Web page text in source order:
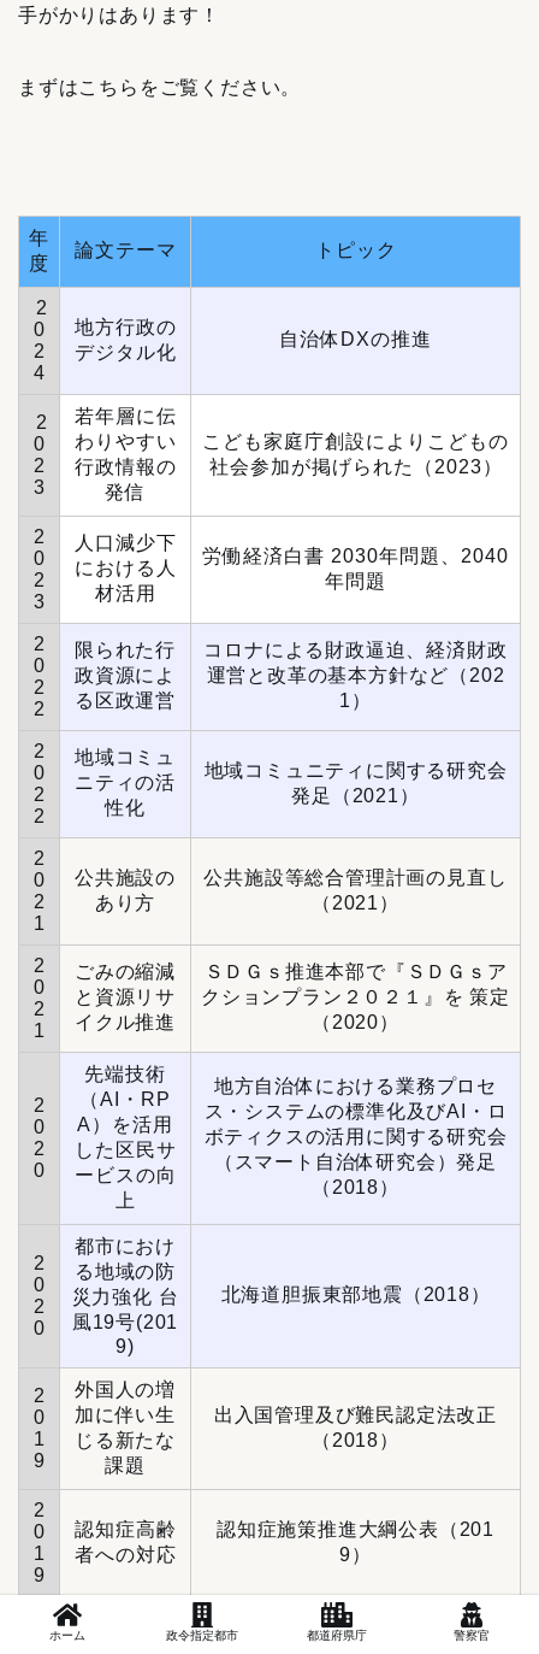
手がかりはあります！
まずはこちらをご覧ください。
年
度
論文テーマ トピック
2
0
2
4
地方行政の
デジタル化
自治体DXの推進
2
0
2
3
若年層に伝
わりやすい
行政情報の
発信
こども家庭庁創設によりこどもの
社会参加が掲げられた（2023）
2
0
2
3
人口減少下
における人
材活用
労働経済白書 2030年問題、2040
年問題
2
0
2
2
限られた行
政資源によ
る区政運営
コロナによる財政逼迫、経済財政
運営と改革の基本方針など（202
1）
2
0
2
2
地域コミュ
ニティの活
性化
地域コミュニティに関する研究会
発足（2021）
2
0
2
1
公共施設の
あり方
公共施設等総合管理計画の見直し
（2021）
2
0
2
1
ごみの縮減
と資源リサ
イクル推進
ＳＤＧｓ推進本部で『ＳＤＧｓア
クションプラン２０２１』を 策定
（2020）
2
0
2
0
先端技術
（AI・RP
A）を活用
した区民サ
ービスの向
上
地方自治体における業務プロセ
ス・システムの標準化及びAI・ロ
ボティクスの活用に関する研究会
（スマート自治体研究会）発足
（2018）
2
0
2
0
都市におけ
る地域の防
災力強化 台
風19号(201
9)
北海道胆振東部地震（2018）
2
0
1
9
外国人の増
加に伴い生
じる新たな
課題
出入国管理及び難民認定法改正
（2018）
2
0
1
9
認知症高齢
者への対応
認知症施策推進大綱公表（201
9）
子どもの貧
子供の貧困対策に関する有識者会
ホーム 政令指定都市 都道府県庁 警察官